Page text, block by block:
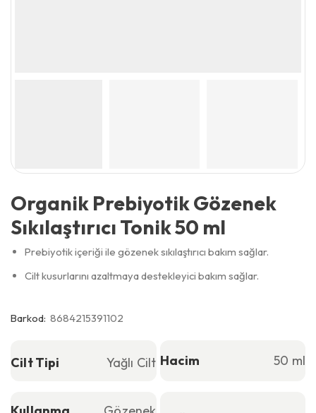
Organik Prebiyotik Gözenek
Sıkılaştırıcı Tonik 50 ml
Prebiyotik içeriği ile gözenek sıkılaştırıcı bakım sağlar.
Cilt kusurlarını azaltmaya destekleyici bakım sağlar.
Barkod: 8684215391102
Cilt Tipi Yağlı Cilt Hacim 50 ml